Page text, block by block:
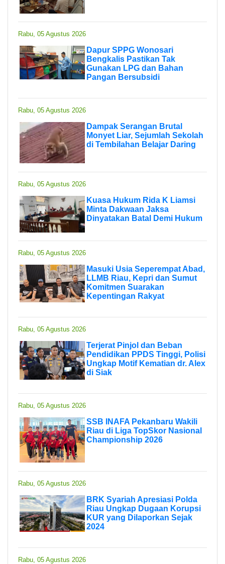
Rabu, 05 Agustus 2026
Dapur SPPG Wonosari
Bengkalis Pastikan Tak
Gunakan LPG dan Bahan
Pangan Bersubsidi
Rabu, 05 Agustus 2026
Dampak Serangan Brutal
Monyet Liar, Sejumlah Sekolah
di Tembilahan Belajar Daring
Rabu, 05 Agustus 2026
Kuasa Hukum Rida K Liamsi
Minta Dakwaan Jaksa
Dinyatakan Batal Demi Hukum
Rabu, 05 Agustus 2026
Masuki Usia Seperempat Abad,
LLMB Riau, Kepri dan Sumut
Komitmen Suarakan
Kepentingan Rakyat
Rabu, 05 Agustus 2026
Terjerat Pinjol dan Beban
Pendidikan PPDS Tinggi, Polisi
Ungkap Motif Kematian dr. Alex
di Siak
Rabu, 05 Agustus 2026
SSB INAFA Pekanbaru Wakili
Riau di Liga TopSkor Nasional
Championship 2026
Rabu, 05 Agustus 2026
BRK Syariah Apresiasi Polda
Riau Ungkap Dugaan Korupsi
KUR yang Dilaporkan Sejak
2024
Rabu, 05 Agustus 2026